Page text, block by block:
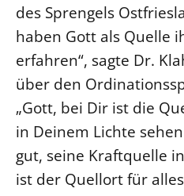
des Sprengels
haben Gott als Quelle
erfahren“, sagte Dr.
über den
„Gott, bei Dir ist die
in Deinem Lichte
gut, seine Kraftquelle
ist der Quellort für